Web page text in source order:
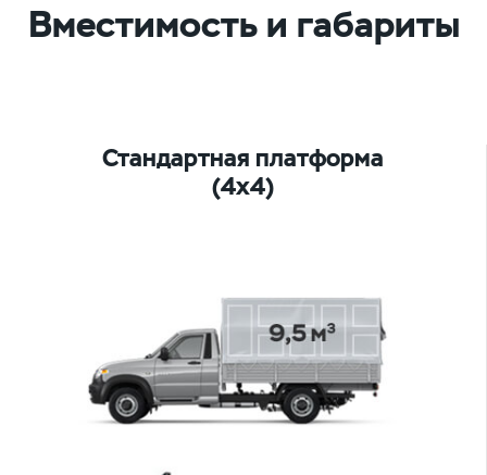
Вместимость и габариты
Стандартная платформа
(4х4)